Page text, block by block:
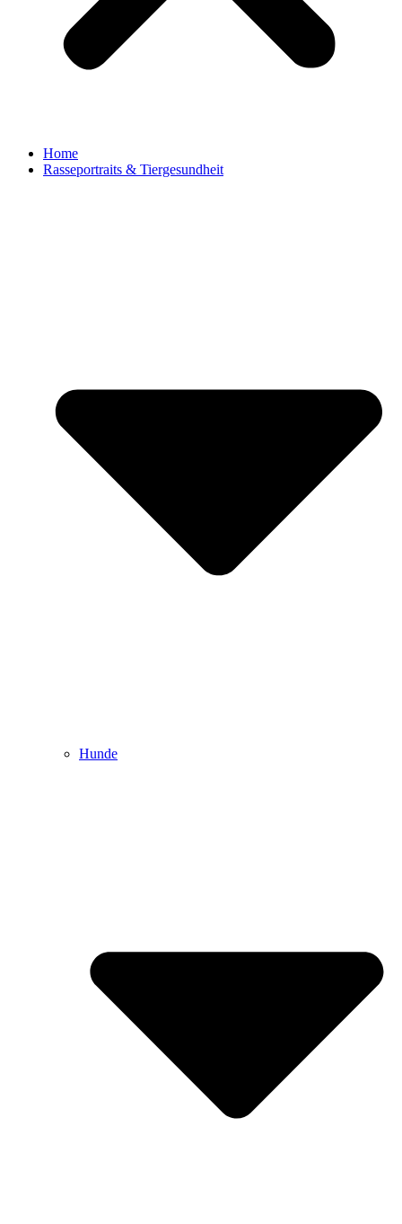
Home
Rasseportraits & Tiergesundheit
Hunde